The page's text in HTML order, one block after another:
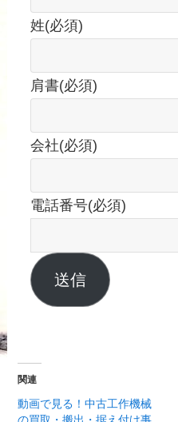
姓(必須)
肩書(必須)
会社(必須)
電話番号(必須)
送信
関連
動画で見る！中古工作機械